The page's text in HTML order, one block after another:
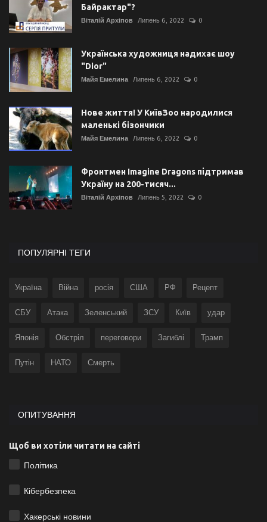
Байрактар"?
Віталій Архіпов Липень 6, 2022 0
Українська художниця надихає шоу
"Dior"
Майя Емелина Липень 6, 2022 0
Нове життя! У КиївЗоо народилися
маленькі бізончики
Майя Емелина Липень 6, 2022 0
Фронтмен Imagine Dragons підтримав
Україну на 200-тисяч...
Віталій Архіпов Липень 5, 2022 0
ПОПУЛЯРНІ ТЕГИ
Україна Війна росія США РФ Рецепт
СБУ Атака Зеленський ЗСУ Київ удар
Японія Обстріл переговори Загиблі Трамп
Путін НАТО Смерть
ОПИТУВАННЯ
Щоб ви хотіли читати на сайті
Політика
Кібербезпека
Хакерські новини